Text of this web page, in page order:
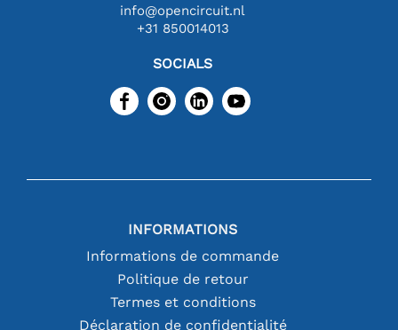
info@opencircuit.nl
+31 850014013
SOCIALS
INFORMATIONS
Informations de commande
Politique de retour
Termes et conditions
Déclaration de confidentialité